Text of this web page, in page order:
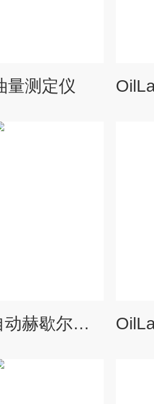
量测定仪
OilLab 8740自动赫歇尔抗乳化性测定仪